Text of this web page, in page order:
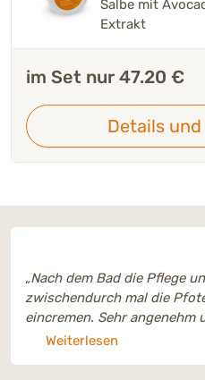
Salbe mit
Extrakt
im Set nur 47.20 €
Details
„Nach dem Bad die Pflege
zwischendurch mal die
eincremen. Sehr angenehm
reichhaltig auch an der
Weiterlesen